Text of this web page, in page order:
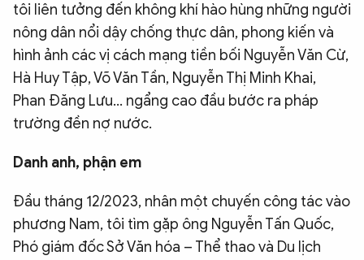
ĐA PHƯƠNG TIỆN
eMagazine
Podcast
Video Ảnh
Infographic
Chuyên trangAn ninh thế giới
tôi liên tưởng đến không khí hào hùng những người
nông dân nổi dậy chống thực dân, phong kiến và
hình ảnh các vị cách mạng tiền bối Nguyễn Văn Cừ,
Hà Huy Tập, Võ Văn Tần, Nguyễn Thị Minh Khai,
Phan Đăng Lưu… ngẩng cao đầu bước ra pháp
trường đền nợ nước.
Danh anh, phận em
Đầu tháng 12/2023, nhân một chuyến công tác vào
phương Nam, tôi tìm gặp ông Nguyễn Tấn Quốc,
Phó giám đốc Sở Văn hóa – Thể thao và Du lịch